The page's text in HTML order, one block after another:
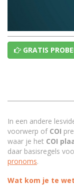
GRATIS
In een andere
voorwerp of COI
waar je het COI
daar basisregels
pronoms.
Wat kom je te